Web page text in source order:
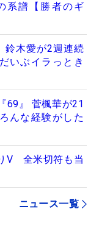
系譜【勝者のギ
木愛が2週連続
いぶイラっとき
69』 菅楓華が21
んな経験がした
V 全米切符も当
ニュース一覧